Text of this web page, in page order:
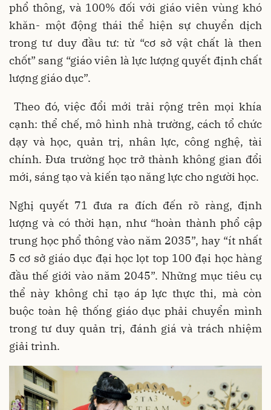
phổ thông, và 100% đối với giáo viên vùng khó
khăn- một động thái thể hiện sự chuyển dịch
trong tư duy đầu tư: từ “cơ sở vật chất là then
chốt” sang “giáo viên là lực lượng quyết định chất
lượng giáo dục”.
Theo đó, việc đổi mới trải rộng trên mọi khía
cạnh: thể chế, mô hình nhà trường, cách tổ chức
dạy và học, quản trị, nhân lực, công nghệ, tài
chính. Đưa trường học trở thành không gian đổi
mới, sáng tạo và kiến tạo năng lực cho người học.
Nghị quyết 71 đưa ra đích đến rõ ràng, định
lượng và có thời hạn, như “hoàn thành phổ cập
trung học phổ thông vào năm 2035”, hay “ít nhất
5 cơ sở giáo dục đại học lọt top 100 đại học hàng
đầu thế giới vào năm 2045”. Những mục tiêu cụ
thể này không chỉ tạo áp lực thực thi, mà còn
buộc toàn hệ thống giáo dục phải chuyển mình
trong tư duy quản trị, đánh giá và trách nhiệm
giải trình.